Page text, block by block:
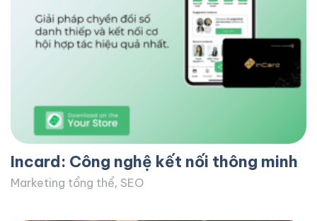
Incard: Công nghệ kết nối thông minh
Marketing tổng thể, SEO